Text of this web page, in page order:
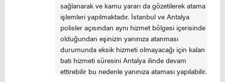
sağlanarak ve kamu yararı da gözetilerek atama
işlemleri yapılmaktadır. İstanbul ve Antalya
polisler açısından aynı hizmet bölgesi içerisinde
olduğundan eşinizin yanınıza atanması
durumunda eksik hizmeti olmayacağı için kalan
batı hizmeti süresini Antalya ilinde devam
ettirebilir bu nedenle yanınıza ataması yapılabilir.